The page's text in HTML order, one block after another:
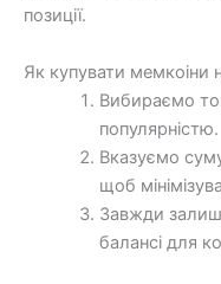
позиції.
Як купувати мемкоіни
Вибираємо
популярністю.
Вказуємо
щоб
Завжди
балансі для